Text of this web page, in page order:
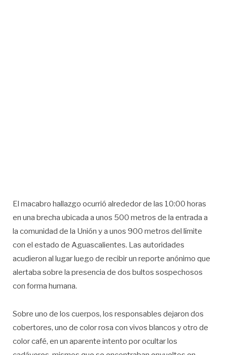
El macabro hallazgo ocurrió alrededor de las 10:00 horas
en una brecha ubicada a unos 500 metros de la entrada a
la comunidad de la Unión y a unos 900 metros del límite
con el estado de Aguascalientes. Las autoridades
acudieron al lugar luego de recibir un reporte anónimo que
alertaba sobre la presencia de dos bultos sospechosos
con forma humana.
Sobre uno de los cuerpos, los responsables dejaron dos
cobertores, uno de color rosa con vivos blancos y otro de
color café, en un aparente intento por ocultar los